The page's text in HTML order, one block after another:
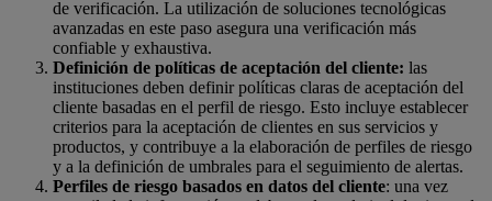
de verificación. La utilización de soluciones tecnológicas
avanzadas en este paso asegura una verificación más
confiable y exhaustiva.
Definición de políticas de aceptación del cliente: las
instituciones deben definir políticas claras de aceptación del
cliente basadas en el perfil de riesgo. Esto incluye establecer
criterios para la aceptación de clientes en sus servicios y
productos, y contribuye a la elaboración de perfiles de riesgo
y a la definición de umbrales para el seguimiento de alertas.
Perfiles de riesgo basados en datos del cliente: una vez